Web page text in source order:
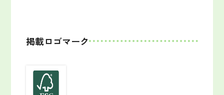
掲載ロゴマーク